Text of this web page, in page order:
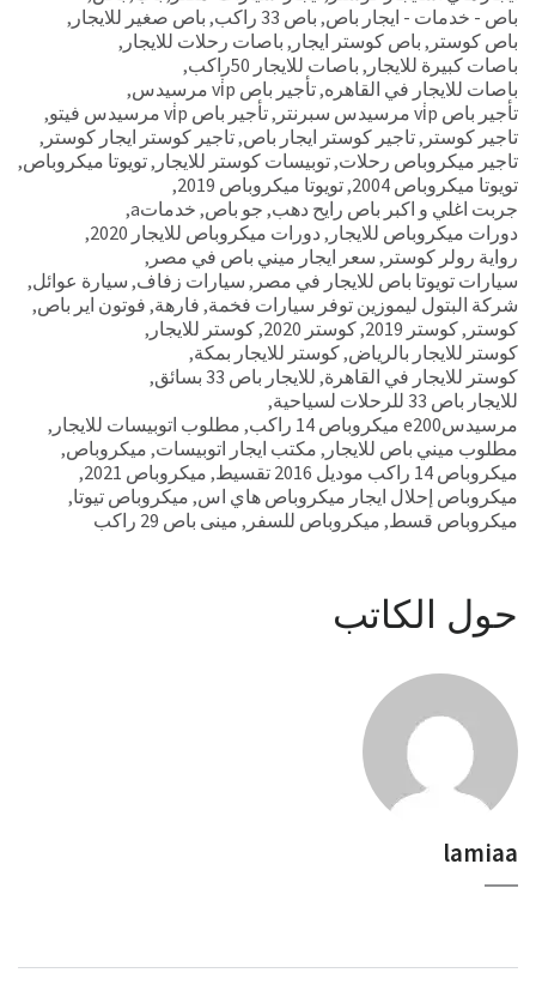
باص - خدمات - ايجار باص, باص 33 راكب , باص صغير للايجار ,
باص كوستر , باص كوستر ايجار , باصات رحلات للايجار ,
باصات كبيرة للايجار , باصات للايجار 50راكب
,
باصات للايجار في القاهره,تأجير باص vi̇p مرسيدس
,
تأجير باص vi̇p مرسيدس سبرنتر
,تأجير باص vi̇p مرسيدس فيتو
,
تاجير كوستر ,تاجير كوستر ايجار باص,تاجير كوستر ايجار كوستر ,
تاجير ميكروباص رحلات,توبيسات كوستر للايجار ,تويوتا ميكروباص,
تويوتا ميكروباص 2004
,تويوتا ميكروباص 2019
,
جربت اغلي و اكبر باص رايح دهب, جو باص, خدماتa ,
دورات ميكروباص للايجار ,دورات ميكروباص للايجار 2020
,
رواية رولر كوستر , سعر ايجار ميني باص في مصر ,
سيارات تويوتا باص للايجار في مصر , سيارات زفاف, سيارة عوائل,
شركة البتول ليموزين توفر سيارات فخمة, فارهة, فوتون اير باص,
كوستر ,كوستر 2019 ,كوستر 2020 ,كوستر للايجار ,
كوستر للايجار بالرياض,كوستر للايجار بمكة,
كوستر للايجار في القاهرة, للايجار باص 33 بسائق
,
للايجار باص 33 للرحلات لسياحية
,
مرسيدسe200 ميكروباص 14 راكب
, مطلوب اتوبيسات للايجار ,
مطلوب ميني باص للايجار , مكتب ايجار اتوبيسات, ميكروباص,
ميكروباص 14 راكب موديل 2016 تقسيط
, ميكروباص 2021
,
ميكروباص إحلال ايجار ميكروباص هاي اس, ميكروباص تيوتا,
ميكروباص قسط, ميكروباص للسفر , مينى باص 29 راكب
حول الكاتب
lamiaa